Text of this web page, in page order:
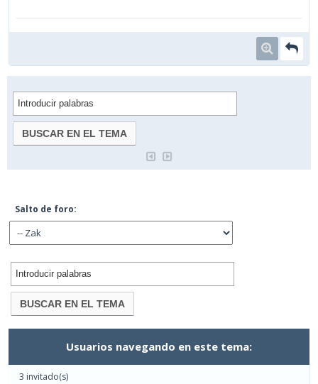
Salto de foro:
Usuarios navegando en este tema:
3 invitado(s)